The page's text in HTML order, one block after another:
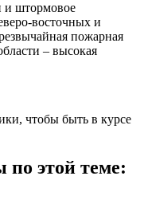
и штормовое
восточных и
пожарная
– высокая
чтобы быть в курсе
этой теме: